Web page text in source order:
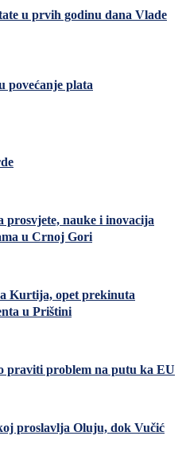
u prvih godinu dana Vlade
povećanje plata
nauke i inovacija
u Crnoj Gori
Kurtija, opet prekinuta
u Prištini
praviti problem na putu ka EU
proslavlja Oluju, dok Vučić